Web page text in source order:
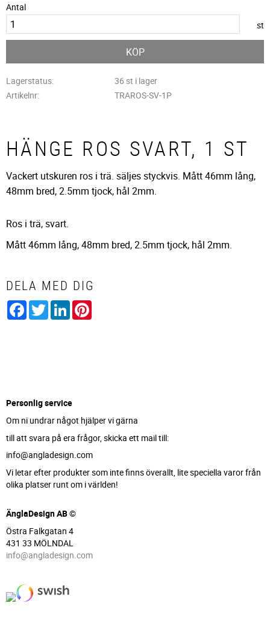
Antal
st
KÖP
Lagerstatus
36 st i lager
Artikelnr
TRAROS-SV-1P
HÄNGE ROS SVART, 1 ST
Vackert utskuren ros i trä. säljes styckvis. Mått 46mm lång,
48mm bred, 2.5mm tjock, hål 2mm.
Ros i trä, svart.
Mått 46mm lång, 48mm bred, 2.5mm tjock, hål 2mm.
DELA MED DIG
Facebook
TwitterLinkedIn
Personlig service
Om ni undrar något hjälper vi gärna
till att svara på era frågor, skicka ett mail till:
info@angladesign.com
Vi letar efter produkter som inte finns överallt, lite speciella varor från
olika platser runt om i världen!
ÄnglaDesign AB ©
Östra Falkgatan 4
431 33 MÖLNDAL
info@angladesign.com